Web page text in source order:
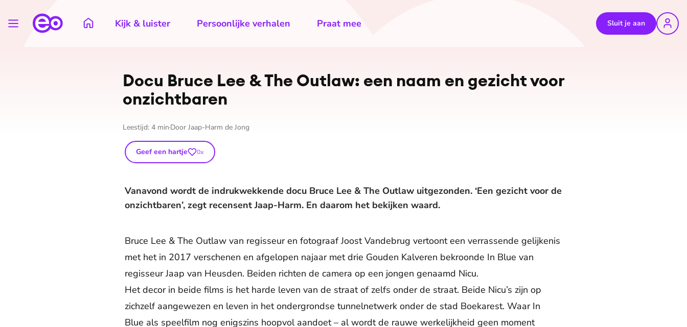
Kijk & luister Persoonlijke verhalen Praat mee Sluit je aan
Docu Bruce Lee & The Outlaw: een naam en gezicht voor
onzichtbaren
Leestijd: 4 min Door Jaap-Harm de Jong
Geef een hartje 0x
Vanavond wordt de indrukwekkende docu Bruce Lee & The Outlaw uitgezonden. ‘Een gezicht voor de
onzichtbaren’, zegt recensent Jaap-Harm. En daarom het bekijken waard.
Bruce Lee & The Outlaw van regisseur en fotograaf Joost Vandebrug vertoont een verrassende gelijkenis
met het in 2017 verschenen en afgelopen najaar met drie Gouden Kalveren bekroonde In Blue van
regisseur Jaap van Heusden. Beiden richten de camera op een jongen genaamd Nicu.
Het decor in beide films is het harde leven van de straat of zelfs onder de straat. Beide Nicu’s zijn op
zichzelf aangewezen en leven in het ondergrondse tunnelnetwerk onder de stad Boekarest. Waar In
Blue als speelfilm nog enigszins hoopvol aandoet – al wordt de rauwe werkelijkheid geen moment